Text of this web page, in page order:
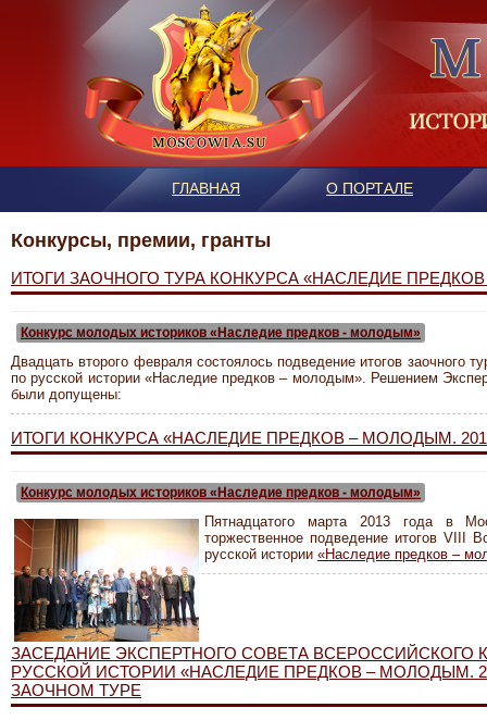
ГЛАВНАЯ О ПОРТАЛЕ
Конкурсы, премии, гранты
ИТОГИ ЗАОЧНОГО ТУРА КОНКУРСА «НАСЛЕДИЕ
Конкурс молодых историков «Наследие предков - молодым»
Двадцать второго февраля состоялось подведение итогов заочного
по русской истории «Наследие предков – молодым». Решением
были допущены:
ИТОГИ КОНКУРСА «НАСЛЕДИЕ ПРЕДКОВ – МОЛОДЫМ.
Конкурс молодых историков «Наследие предков - молодым»
Пятнадцатого марта 2013 года в
торжественное подведение итогов VIII
русской истории «Наследие предков –
ЗАСЕДАНИЕ ЭКСПЕРТНОГО СОВЕТА ВСЕРОССИЙСКОГО
РУССКОЙ ИСТОРИИ «НАСЛЕДИЕ ПРЕДКОВ – МОЛОДЫМ.
ЗАОЧНОМ ТУРЕ